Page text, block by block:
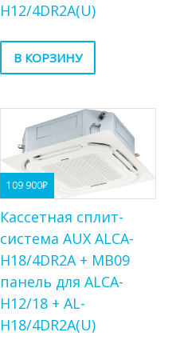
H12/4DR2A(U)
В КОРЗИНУ
109 900₽
Кассетная сплит-
система AUX ALCA-
H18/4DR2A + MB09
панель для ALCA-
H12/18 + AL-
H18/4DR2A(U)